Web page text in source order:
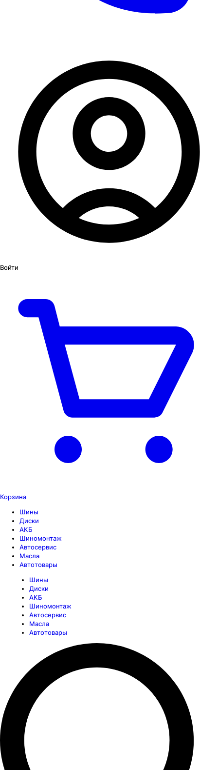
Войти
Корзина
Шины
Диски
АКБ
Шиномонтаж
Автосервис
Масла
Автотовары
Шины
Диски
АКБ
Шиномонтаж
Автосервис
Масла
Автотовары